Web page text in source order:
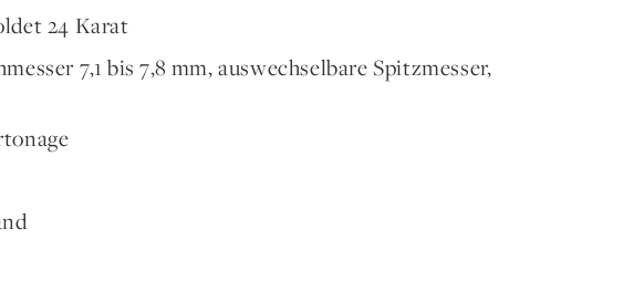
24 Karat
7,1 bis 7,8 mm, auswechselbare Spitzmesser,